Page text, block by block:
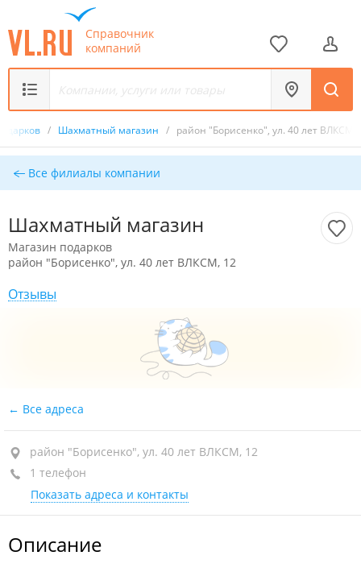
Справочник
компаний
/ Шахматный магазин / район "Борисенко", ул. 40 лет ВЛКСМ,
Все филиалы компании
Шахматный магазин
Магазин подарков
район "Борисенко", ул. 40 лет ВЛКСМ, 12
Отзывы
Все адреса
район "Борисенко", ул. 40 лет ВЛКСМ, 12
1 телефон
Показать адреса и контакты
Описание